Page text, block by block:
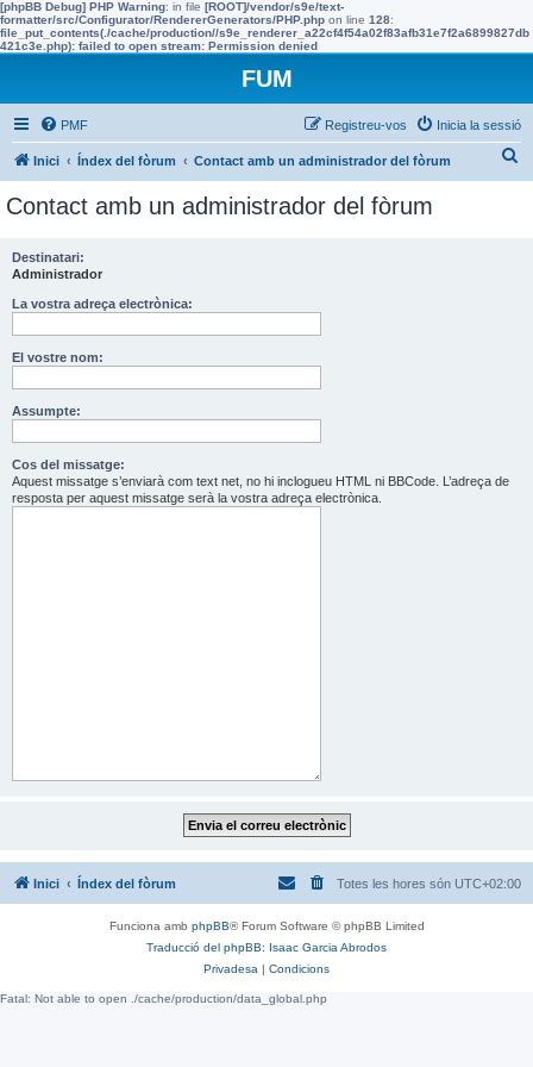
[phpBB Debug] PHP Warning: in file [ROOT]/vendor/s9e/text-
formatter/src/Configurator/RendererGenerators/PHP.php on line 128:
file_put_contents(./cache/production//s9e_renderer_a22cf4f54a02f83afb31e7f2a6899827db
421c3e.php): failed to open stream: Permission denied
FUM
PMF Inicia la sessió
Registreu-vos
Inici Índex del fòrum Contact amb un administrador del fòrum
Contact amb un administrador del fòrum
Destinatari:
Administrador
La vostra adreça electrònica:
El vostre nom:
Assumpte:
Cos del missatge:
Aquest missatge s’enviarà com text net, no hi inclogueu HTML ni BBCode. L’adreça de
resposta per aquest missatge serà la vostra adreça electrònica.
Inici Índex del fòrum Totes les hores són UTC+02:00
Funciona amb phpBB® Forum Software © phpBB Limited
Traducció del phpBB: Isaac Garcia Abrodos
Privadesa | Condicions
Fatal: Not able to open ./cache/production/data_global.php